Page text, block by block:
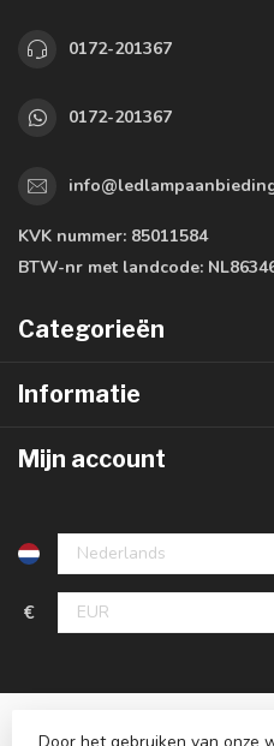
0172-201367
0172-201367
KVK nummer: 85011584
BTW-nr met landcode:
Categorieën
Informatie
Mijn account
€